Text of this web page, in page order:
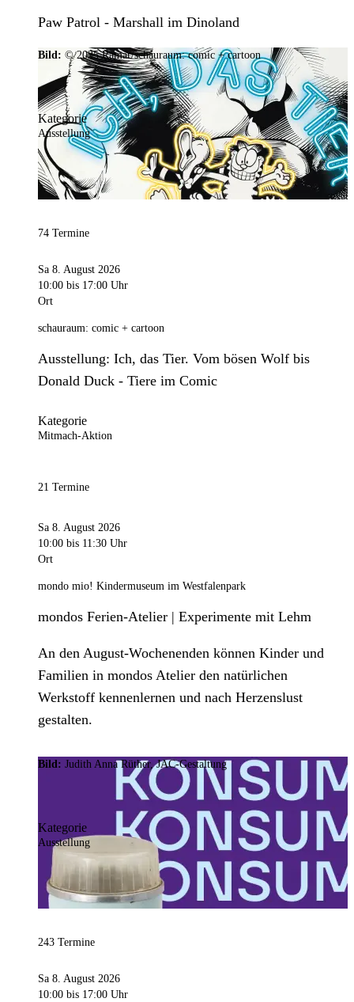
Paw Patrol - Marshall im Dinoland
Bild: © 2025 Ramar/schauraum: comic + cartoon
Kategorie
Ausstellung
74 Termine
Sa 8. August 2026
10:00 bis 17:00 Uhr
Ort
schauraum: comic + cartoon
Ausstellung: Ich, das Tier. Vom bösen Wolf bis
Donald Duck - Tiere im Comic
Kategorie
Mitmach-Aktion
21 Termine
Sa 8. August 2026
10:00 bis 11:30 Uhr
Ort
mondo mio! Kindermuseum im Westfalenpark
mondos Ferien-Atelier | Experimente mit Lehm
An den August-Wochenenden können Kinder und
Familien in mondos Atelier den natürlichen
Werkstoff kennenlernen und nach Herzenslust
gestalten.
Bild: Judith Anna Rüther, JAC-Gestaltung
Kategorie
Ausstellung
243 Termine
Sa 8. August 2026
10:00 bis 17:00 Uhr